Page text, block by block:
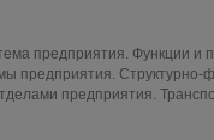
предприятия. Функции и
предприятия. Структурно-
предприятия.